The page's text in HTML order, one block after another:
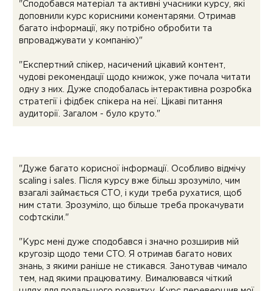
"Сподобався матеріал та активні учасники курсу, які
доповнили курс корисними коментарями. Отримав
багато інформації, яку потрібно обробити та
впроваджувати у компанію)"
"Експертний спікер, насичений цікавий контент,
чудові рекомендації щодо книжок, уже почала читати
одну з них. Дуже сподобалась інтерактивна розробка
стратегії і фідбек спікера на неї. Цікаві питання
аудиторії. Загалом - було круто."
"Дуже багато корисної інформації. Особливо відмічу
scaling і sales. Після курсу вже більш зрозуміло, чим
взагалі займається СТО, і куди треба рухатися, щоб
ним стати. Зрозуміло, що більше треба прокачувати
софтскіли."
"Курс мені дуже сподобався і значно розширив мій
кругозір щодо теми CTO. Я отримав багато нових
знань, з якими раніше не стикався. Занотував чимало
тем, над якими працюватиму. Вималювався чіткий